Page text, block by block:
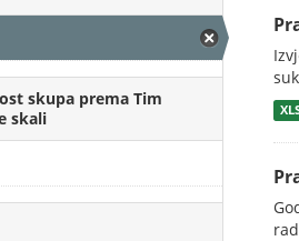
skupa prema Tim
skali